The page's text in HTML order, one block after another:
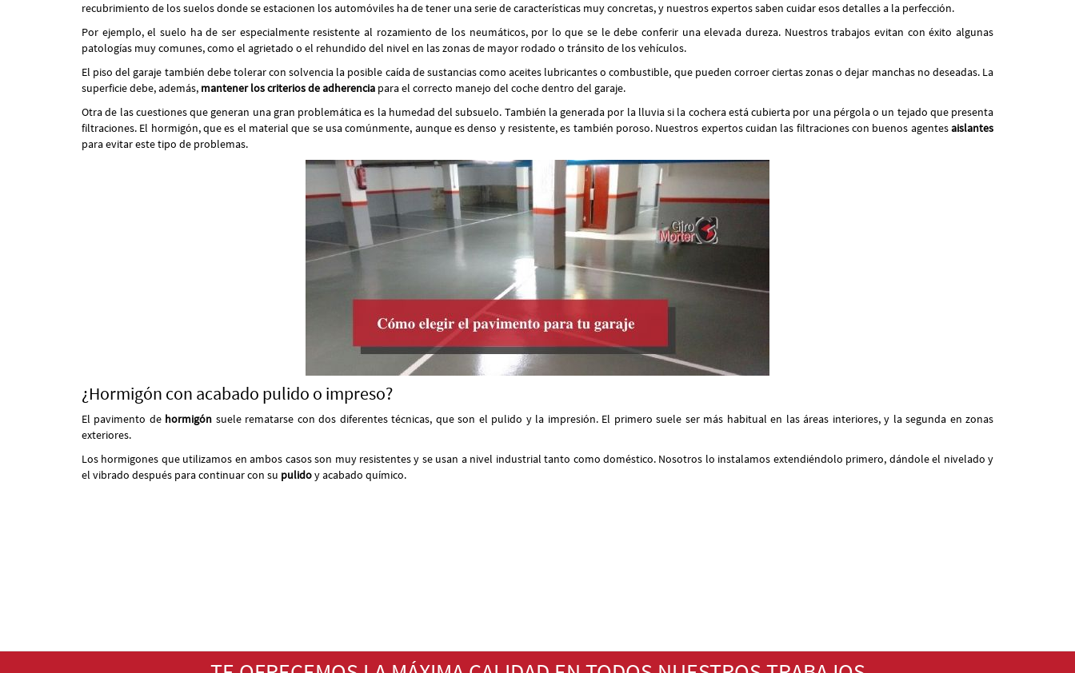
recubrimiento de los suelos donde se estacionen los automóviles ha de tener una serie de características muy concretas, y nuestros expertos saben cuidar esos detalles a la perfección.
Por ejemplo, el suelo ha de ser especialmente resistente al rozamiento de los neumáticos, por lo que se le debe conferir una elevada dureza. Nuestros trabajos evitan con éxito algunas
patologías muy comunes, como el agrietado o el rehundido del nivel en las zonas de mayor rodado o tránsito de los vehículos.
El piso del garaje también debe tolerar con solvencia la posible caída de sustancias como aceites lubricantes o combustible, que pueden corroer ciertas zonas o dejar manchas no deseadas. La
superficie debe, además, mantener los criterios de adherencia para el correcto manejo del coche dentro del garaje.
Otra de las cuestiones que generan una gran problemática es la humedad del subsuelo. También la generada por la lluvia si la cochera está cubierta por una pérgola o un tejado que presenta
filtraciones. El hormigón, que es el material que se usa comúnmente, aunque es denso y resistente, es también poroso. Nuestros expertos cuidan las filtraciones con buenos agentesaislantes
para evitar este tipo de problemas.
¿Hormigón con acabado pulido o impreso?
El pavimento de hormigón suele rematarse con dos diferentes técnicas, que son el pulido y la impresión. El primero suele ser más habitual en las áreas interiores, y la segunda en zonas
exteriores.
Los hormigones que utilizamos en ambos casos son muy resistentes y se usan a nivel industrial tanto como doméstico. Nosotros lo instalamos extendiéndolo primero, dándole el nivelado y
el vibrado después para continuar con su pulidoy acabado químico.